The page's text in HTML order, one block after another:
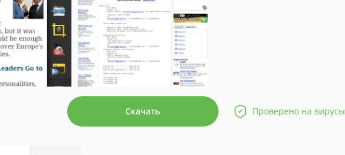
Скачать Проверено на вирусы